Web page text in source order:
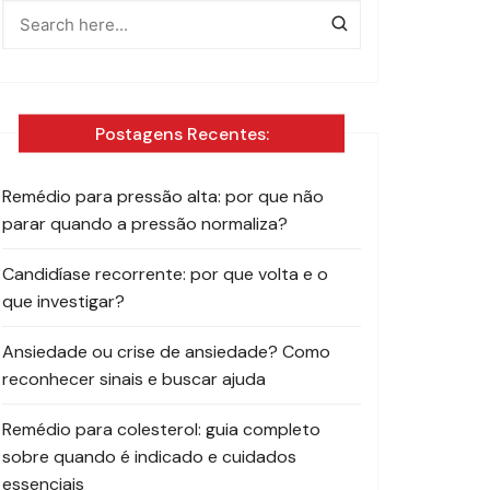
Postagens Recentes:
Remédio para pressão alta: por que não
parar quando a pressão normaliza?
Candidíase recorrente: por que volta e o
que investigar?
Ansiedade ou crise de ansiedade? Como
reconhecer sinais e buscar ajuda
Remédio para colesterol: guia completo
sobre quando é indicado e cuidados
essenciais